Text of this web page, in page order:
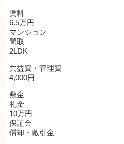
賃料
6.5万円
マンション
間取
2LDK
共益費・管理費
4,000円
敷金
礼金
10万円
保証金
償却・敷引金